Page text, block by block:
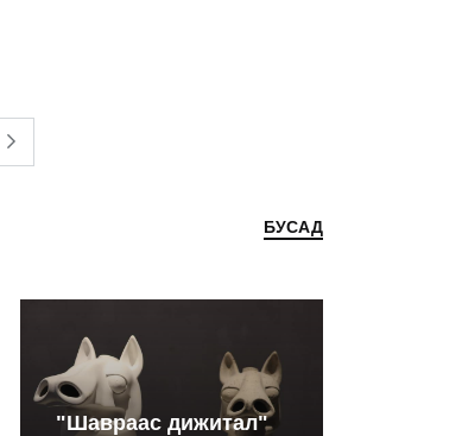
БУСАД
"Шавраас дижитал"